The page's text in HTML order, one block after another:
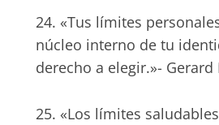
24. «Tus límites
núcleo interno de tu
derecho a elegir.»-
25. «Los límites